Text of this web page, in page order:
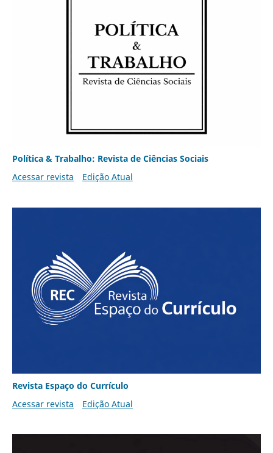
Política & Trabalho: Revista de Ciências Sociais
Acessar revista
Edição Atual
Revista Espaço do Currículo
Acessar revista
Edição Atual